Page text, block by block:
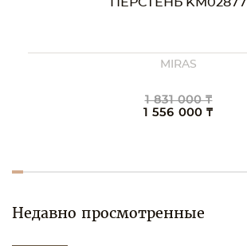
MIRAS
1 831 000 ₸
1 556 000 ₸
Недавно просмотренные